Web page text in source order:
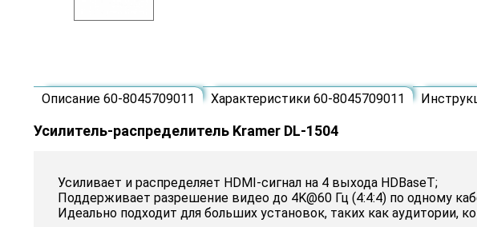
Описание 60-8045709011 Характеристики 60-8045709011
Усилитель-распределитель Kramer DL-1504
Усиливает и распределяет HDMI-сигнал на 4 выхода HDBaseT;
Поддерживает разрешение видео до 4K@60 Гц (4:4:4) по одному
Идеально подходит для больших установок, таких как аудитории,